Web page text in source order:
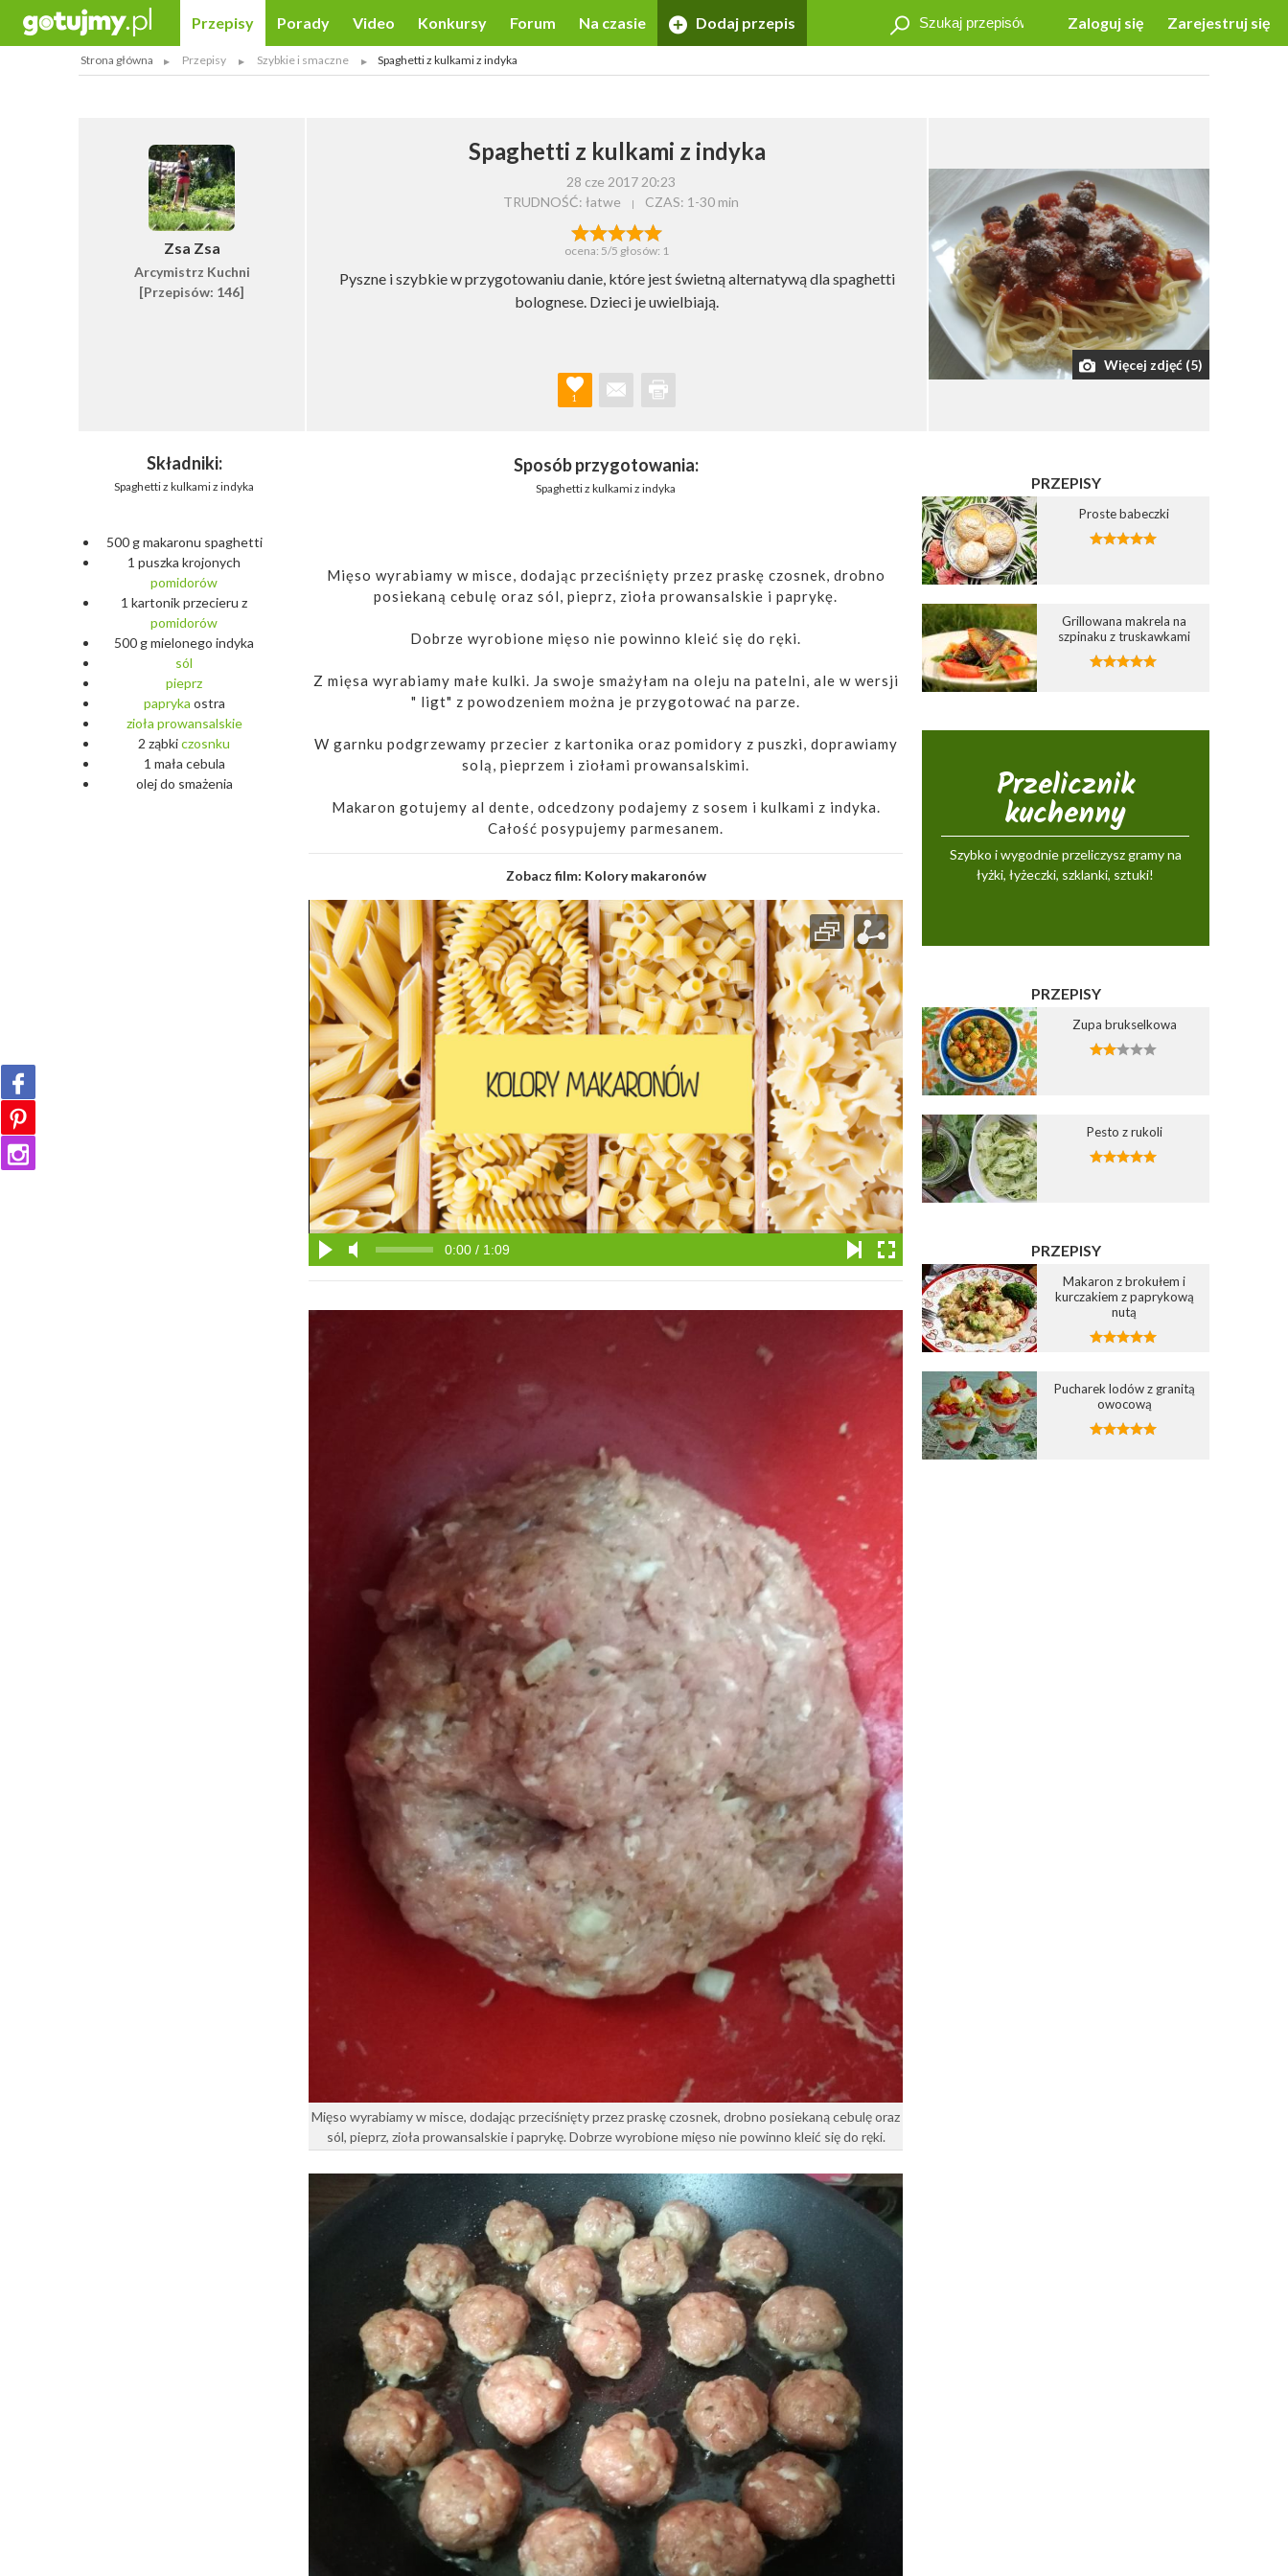
Zaloguj się Zarejestruj się
Przepisy Porady Video Konkursy Forum Na czasie Dodaj przepis
Strona główna Przepisy Szybkie i smaczne Spaghetti z kulkami z indyka
Zsa Zsa
Arcymistrz Kuchni
[Przepisów: 146]
Spaghetti z kulkami z indyka
28 cze 2017 20:23
TRUDNOŚĆ: łatwe
CZAS: 1-30 min
ocena: 5/5 głosów: 1
Pyszne i szybkie w przygotowaniu danie, które jest świetną alternatywą dla spaghetti
bolognese. Dzieci je uwielbiają.
1
Więcej zdjęć (5)
Składniki:
Spaghetti z kulkami z indyka
500 g makaronu spaghetti
1 puszka krojonych
pomidorów
1 kartonik przecieru z
pomidorów
500 g mielonego indyka
sól
pieprz
papryka ostra
zioła prowansalskie
2 ząbkiczosnku
1 mała cebula
olej do smażenia
Sposób przygotowania:
Spaghetti z kulkami z indyka
Mięso wyrabiamy w misce, dodając przeciśnięty przez praskę czosnek, drobno
posiekaną cebulę oraz sól, pieprz, zioła prowansalskie i paprykę.
Dobrze wyrobione mięso nie powinno kleić się do ręki.
Z mięsa wyrabiamy małe kulki. Ja swoje smażyłam na oleju na patelni, ale w wersji
" ligt" z powodzeniem można je przygotować na parze.
W garnku podgrzewamy przecier z kartonika oraz pomidory z puszki, doprawiamy
solą, pieprzem i ziołami prowansalskimi.
Makaron gotujemy al dente, odcedzony podajemy z sosem i kulkami z indyka.
Całość posypujemy parmesanem.
Zobacz film: Kolory makaronów
0:00 / 1:09
Mięso wyrabiamy w misce, dodając przeciśnięty przez praskę czosnek, drobno posiekaną cebulę oraz
sól, pieprz, zioła prowansalskie i paprykę. Dobrze wyrobione mięso nie powinno kleić się do ręki.
PRZEPISY
Proste babeczki
Grillowana makrela na
szpinaku z truskawkami
Przelicznik
kuchenny
Szybko i wygodnie przeliczysz gramy na
łyżki, łyżeczki, szklanki, sztuki!
PRZEPISY
Zupa brukselkowa
Pesto z rukoli
PRZEPISY
Makaron z brokułem i
kurczakiem z paprykową
nutą
Pucharek lodów z granitą
owocową